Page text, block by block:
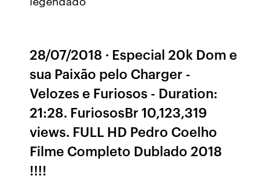
28/07/2018 · Especial 20k Dom e
sua Paixão pelo Charger -
Velozes e Furiosos - Duration:
21:28. FuriososBr 10,123,319
views. FULL HD Pedro Coelho
Filme Completo Dublado 2018
!!!!